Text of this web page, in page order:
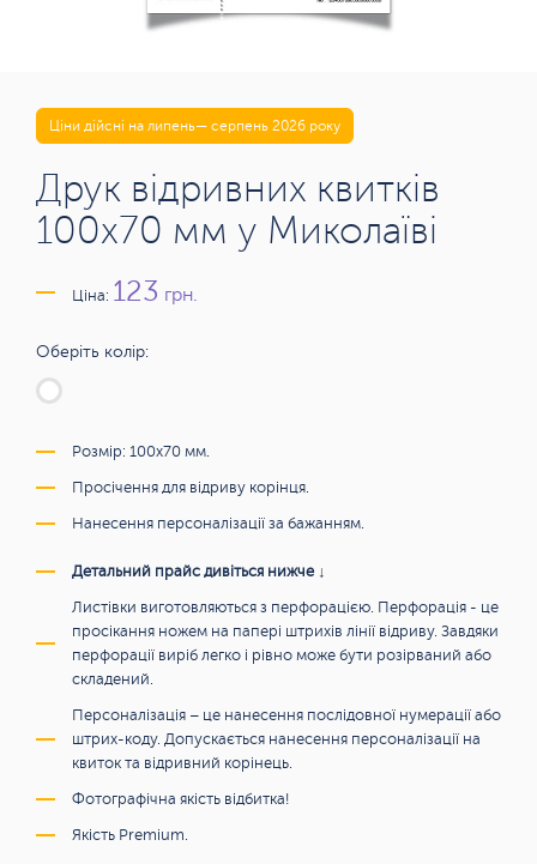
Ціни дійсні на липень— серпень 2026 року
Друк відривних квитків
100х70 мм у Миколаїві
Ціна: 123 грн.
Оберіть колір:
Розмір: 100х70 мм.
Просічення для відриву корінця.
Нанесення персоналізації за бажанням.
Детальний прайс дивіться нижче ↓
Листівки виготовляються з перфорацією. Перфорація - це
просікання ножем на папері штрихів лінії відриву. Завдяки
перфорації виріб легко і рівно може бути розірваний або
складений.
Персоналізація – це нанесення послідовної нумерації або
штрих-коду. Допускається нанесення персоналізації на
квиток та відривний корінець.
Фотографічна якість відбитка!
Якість Premium.